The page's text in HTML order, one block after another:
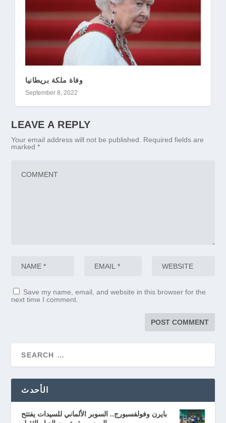
وفاة ملكة بريطانيا
September 8, 2022
LEAVE A REPLY
Your email address will not be published.
Required fields are
marked*
Save my name, email, and website in this browser for the
next time I comment.
الأحدث
بايرن وفولفسبورج.. السوبر الألماني للسيدات يفتتح